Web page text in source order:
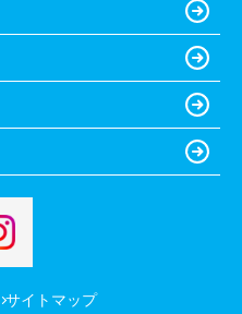
サイトマップ